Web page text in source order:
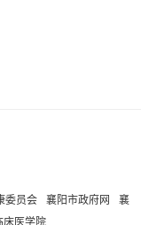
委员会 襄阳市政府网
襄
床医学院